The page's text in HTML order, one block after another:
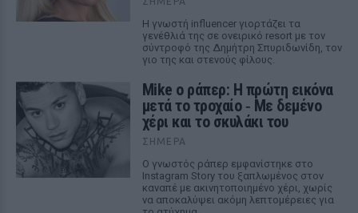
Η γνωστή influencer γιορτάζει τα
γενέθλιά της σε ονειρικό resort με τον
σύντροφό της Δημήτρη Σπυριδωνίδη, τον
γιο της και στενούς φίλους.
Mike ο ράπερ: Η πρώτη εικόνα
μετά το τροχαίο ‑ Με δεμένο
χέρι και το σκυλάκι του
ΣΉΜΕΡΑ
Ο γνωστός ράπερ εμφανίστηκε στο
Instagram Story του ξαπλωμένος στον
καναπέ με ακινητοποιημένο χέρι, χωρίς
να αποκαλύψει ακόμη λεπτομέρειες για